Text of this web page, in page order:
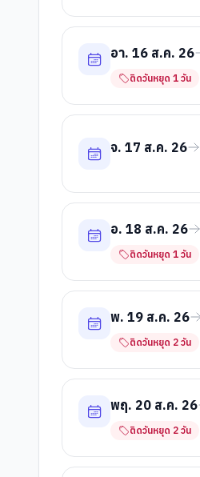
อา. 16 ส.ค. 26
ติดวันหยุด 1 วัน
จ. 17 ส.ค. 26
อ. 18 ส.ค. 26
ติดวันหยุด 1 วัน
พ. 19 ส.ค. 26
ติดวันหยุด 2 วัน
พฤ. 20 ส.ค. 26
ติดวันหยุด 2 วัน